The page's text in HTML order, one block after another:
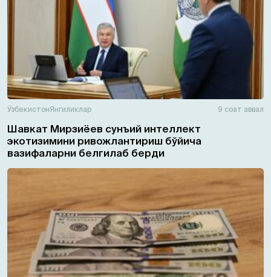
ЎзбекистонЯнгиликлар 9 соат аввал
Шавкат Мирзиёев сунъий интеллект
экотизимини ривожлантириш бўйича
вазифаларни белгилаб берди